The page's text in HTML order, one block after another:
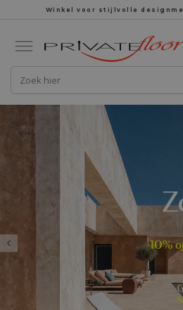
Winkel voor stijlvolle